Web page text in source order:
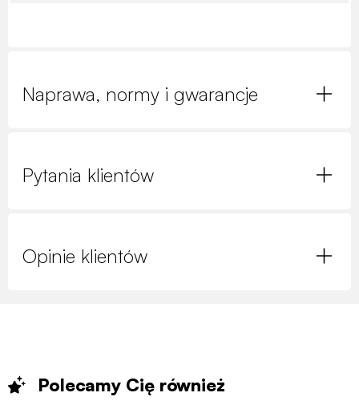
Naprawa, normy i gwarancje
Pytania klientów
Opinie klientów
Polecamy Cię również